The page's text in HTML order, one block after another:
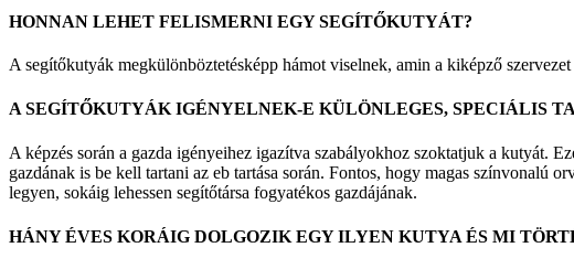
HONNAN LEHET FELISMERNI EGY SEGÍTŐKUTYÁT?
A segítőkutyák megkülönböztetésképp hámot viselnek, amin a kiképző
A SEGÍTŐKUTYÁK IGÉNYELNEK-E KÜLÖNLEGES, SPECIÁLIS
A képzés során a gazda igényeihez igazítva szabályokhoz szoktatjuk a kutyát.
gazdának is be kell tartani az eb tartása során. Fontos, hogy magas színvonalú
legyen, sokáig lehessen segítőtársa fogyatékos gazdájának.
HÁNY ÉVES KORÁIG DOLGOZIK EGY ILYEN KUTYA ÉS MI